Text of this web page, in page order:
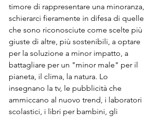
timore di rappresentare una minoranza,
schierarci fieramente in difesa di quelle
che sono riconosciute come scelte più
giuste di altre, più sostenibili, a optare
per la soluzione a minor impatto, a
battagliare per un "minor male" per il
pianeta, il clima, la natura. Lo
insegnano la tv, le pubblicità che
ammiccano al nuovo trend, i laboratori
scolastici, i libri per bambini, gli